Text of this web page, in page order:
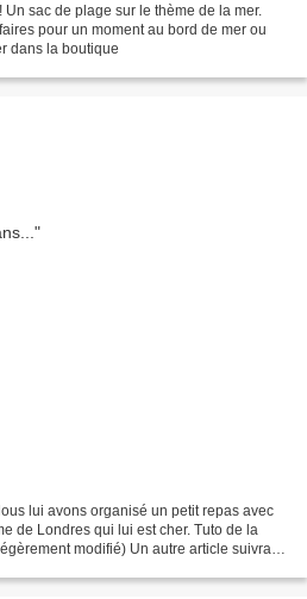
sac de plage sur le thème de la mer.
pour un moment au bord de mer ou
dans la boutique
lui avons organisé un petit repas avec
de Londres qui lui est cher. Tuto de la
modifié) Un autre article suivra